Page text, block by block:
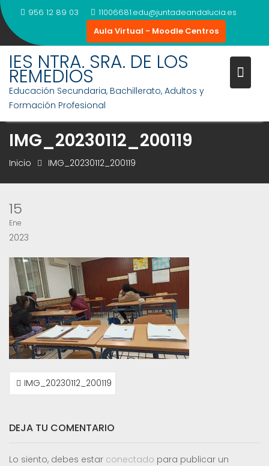
Saltar
al
contenido
956 12 89 03
11006681.edu@juntadeandalucia.es
Aula Virtual - Moodle Centros
IES NTRA. SRA. DE LOS
REMEDIOS
Educación Secundaria, Bachillerato, Adultos y
Formación Profesional
IMG_20230112_200119
Inicio IMG_20230112_200119
15
Ene
2023
NAVEGACIÓN
DEIMG_20230112_200119
DEJA TU COMENTARIO
Lo siento, debes estar conectado para publicar un